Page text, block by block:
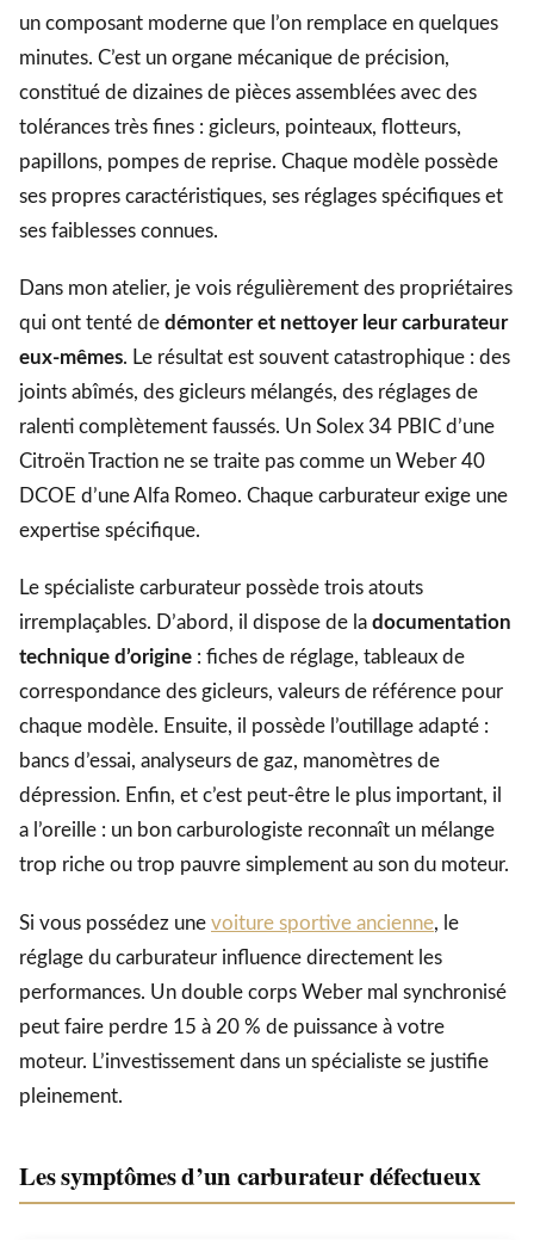
un composant moderne que l’on remplace en quelques
minutes. C’est un organe mécanique de précision,
constitué de dizaines de pièces assemblées avec des
tolérances très fines : gicleurs, pointeaux, flotteurs,
papillons, pompes de reprise. Chaque modèle possède
ses propres caractéristiques, ses réglages spécifiques et
ses faiblesses connues.
Dans mon atelier, je vois régulièrement des propriétaires
qui ont tenté de démonter et nettoyer leur carburateur
eux-mêmes. Le résultat est souvent catastrophique : des
joints abîmés, des gicleurs mélangés, des réglages de
ralenti complètement faussés. Un Solex 34 PBIC d’une
Citroën Traction ne se traite pas comme un Weber 40
DCOE d’une Alfa Romeo. Chaque carburateur exige une
expertise spécifique.
Le spécialiste carburateur possède trois atouts
irremplaçables. D’abord, il dispose de la documentation
technique d’origine : fiches de réglage, tableaux de
correspondance des gicleurs, valeurs de référence pour
chaque modèle. Ensuite, il possède l’outillage adapté :
bancs d’essai, analyseurs de gaz, manomètres de
dépression. Enfin, et c’est peut-être le plus important, il
a l’oreille : un bon carburologiste reconnaît un mélange
trop riche ou trop pauvre simplement au son du moteur.
Si vous possédez une voiture sportive ancienne, le
réglage du carburateur influence directement les
performances. Un double corps Weber mal synchronisé
peut faire perdre 15 à 20 % de puissance à votre
moteur. L’investissement dans un spécialiste se justifie
pleinement.
Les symptômes d’un carburateur défectueux